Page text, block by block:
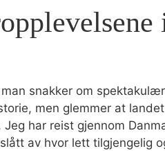
snakker om
men glemmer at
har reist gjennom
av hvor lett tilgjengelig